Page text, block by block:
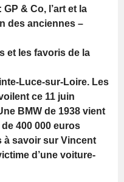
& Co, l’art et la
des anciennes –
et les favoris de la
Luce-sur-Loire. Les
ce 11 juin
BMW de 1938 vient
400 000 euros
à savoir sur Vincent
d’une voiture-